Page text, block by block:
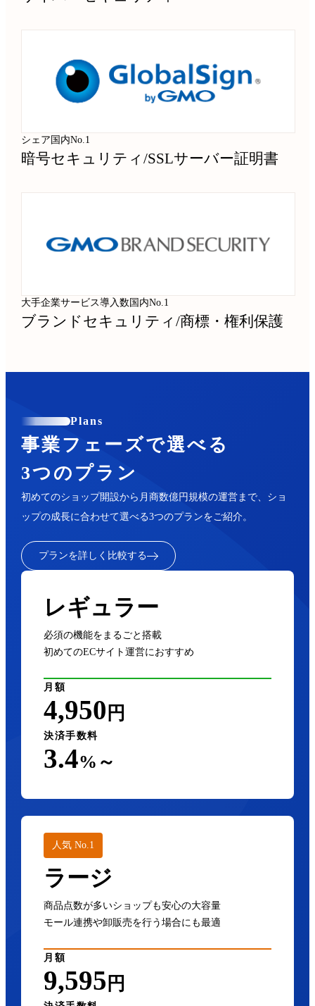
シェア国内No.1
暗号セキュリティ/SSLサーバー証明書
大手企業サービス導入数国内No.1
ブランドセキュリティ/商標・権利保護
Plans
事業フェーズで選べる
3つのプラン
初めてのショップ開設から月商数億円規模の運営まで、ショ
ップの成長に合わせて選べる3つのプランをご紹介。
プランを詳しく比較する
レギュラー
必須の機能をまるごと搭載
初めてのECサイト運営におすすめ
月額
4,950 円
決済手数料
3.4%～
人気 No.1
ラージ
商品点数が多いショップも安心の大容量
モール連携や卸販売を行う場合にも最適
月額
9,595 円